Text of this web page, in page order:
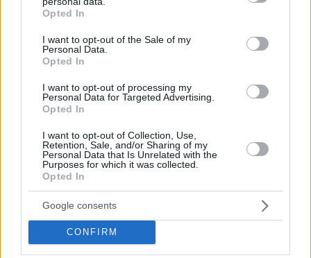
grant or deny consent to Google and its third-party tags to
use your data for below specified purposes in below Google
consent section.
Opted In
I want to opt-out of the Sale of my
Personal Data.
Opted In
I want to opt-out of processing my
Personal Data for Targeted Advertising.
Opted In
I want to opt-out of Collection, Use,
Retention, Sale, and/or Sharing of my
Personal Data that Is Unrelated with the
Purposes for which it was collected.
Opted In
Google consents
CONFIRM
κηδείας που ζήτησε ο Πάπας Φραγκίσκος και ποιοι θα
Thema Insights